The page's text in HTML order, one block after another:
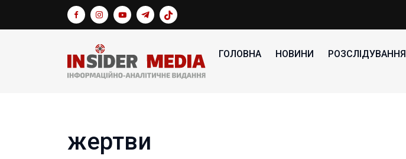
ГОЛОВНА НОВИНИ РОЗСЛІДУВАННЯ
жертви